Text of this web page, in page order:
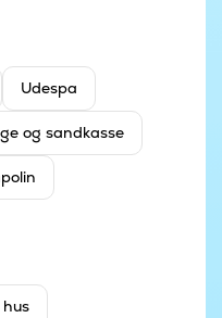
Udespa
og sandkasse